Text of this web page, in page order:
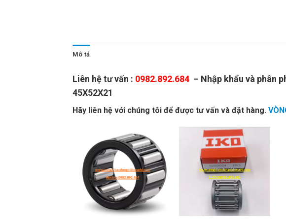
Mô tả
Liên hệ tư vấn : 0982.892.684 – Nhập khẩu và phân
45X52X21
Hãy liên hệ với chúng tôi để được tư vấn và đặt hàng.